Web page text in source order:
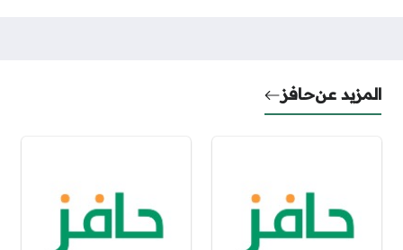
المزيد عنحافز